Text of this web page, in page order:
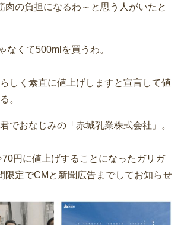
肉の負担になるわ～と思う人がいたと
なくて500mlを買うわ。
しく素直に値上げしますと宣言して値
。
でおなじみの「赤城乳業株式会社」。
円に値上げすることになったガリガ
限定でCMと新聞広告までしてお知らせ